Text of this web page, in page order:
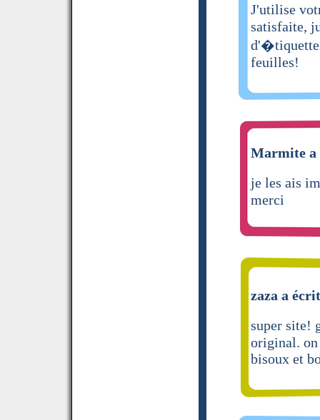
J'utilise
satisfaite,
feuilles!
Marmite
je les ais
merci
zaza a
super site!
original. on
bisoux et